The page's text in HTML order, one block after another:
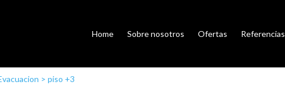
Home Sobre nosotros Ofertas Referencias
> piso +3